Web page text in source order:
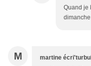
Quand je
M martine